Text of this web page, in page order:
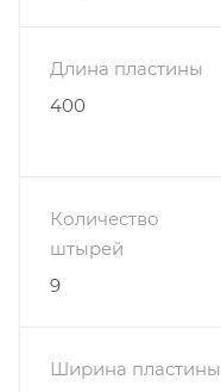
Длина пластины
400
Количество
штырей
9
Ширина пластины